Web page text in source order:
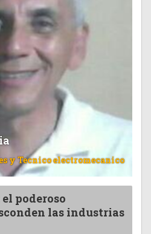
y Tecnico electromecanico
poderoso
las industrias